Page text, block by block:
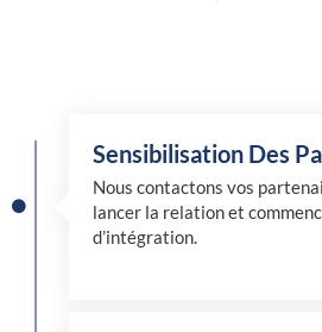
Sensibilisation Des
Nous contactons vos
lancer la relation et
d’intégration.